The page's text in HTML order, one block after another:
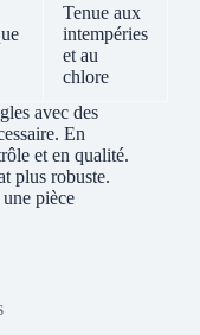
Tenue aux
intempéries
et au
chlore
avec des
En
et en qualité.
plus robuste.
pièce